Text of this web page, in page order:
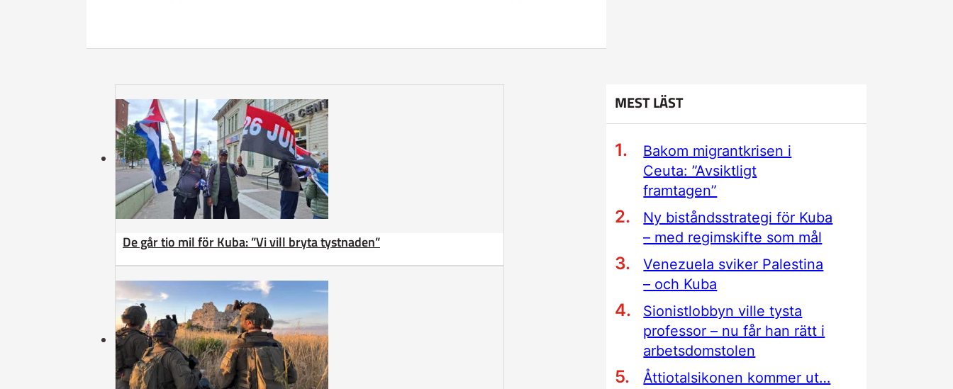
De går tio mil för Kuba: ”Vi vill bryta tystnaden”
MEST LÄST
Bakom migrantkrisen i
Ceuta: ”Avsiktligt
framtagen”
Ny biståndsstrategi för Kuba
– med regimskifte som mål
Venezuela sviker Palestina
– och Kuba
Sionistlobbyn ville tysta
professor – nu får han rätt i
arbetsdomstolen
Åttiotalsikonen kommer ut…